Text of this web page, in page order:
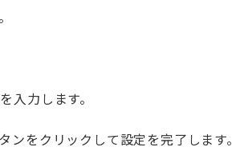
入力します。
をクリックして設定を完了します。